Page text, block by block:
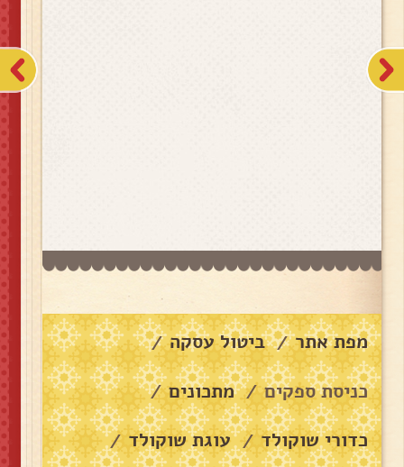
מפת אתר / ביטול עסקה /
כניסת ספקים / מתכונים /
כדורי שוקולד / עוגת שוקולד /